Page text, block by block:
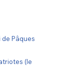
Pâques
(le